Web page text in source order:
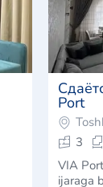
Port
3
VIA
ijaraga